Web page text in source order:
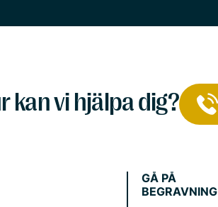
kan vi hjälpa dig?
GÅ PÅ
BEGRAVNING